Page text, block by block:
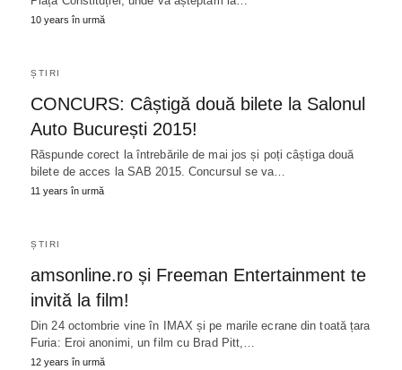
10 years în urmă
ȘTIRI
CONCURS: Câștigă două bilete la Salonul
Auto București 2015!
Răspunde corect la întrebările de mai jos și poți câștiga două
bilete de acces la SAB 2015. Concursul se va…
11 years în urmă
ȘTIRI
amsonline.ro și Freeman Entertainment te
invită la film!
Din 24 octombrie vine în IMAX și pe marile ecrane din toată țara
Furia: Eroi anonimi, un film cu Brad Pitt,…
12 years în urmă